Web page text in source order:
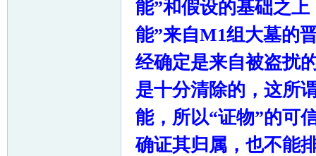
能”和假设的基础之
能”来自M1组大墓的
经确定是来自被盗扰
是十分清除的，这所
能，所以“证物”的可
确证其归属，也不能